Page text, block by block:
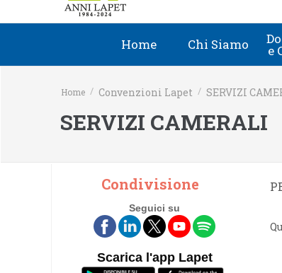
Home Chi Siamo
Guida lapet
Contatti
Legge 14 gennaio
Norma Uni 11511
e
SERVIZI CAMERALI
Home / Convenzioni Lapet / SERVIZI
Condivisione
Seguici su
Scarica l'app Lapet